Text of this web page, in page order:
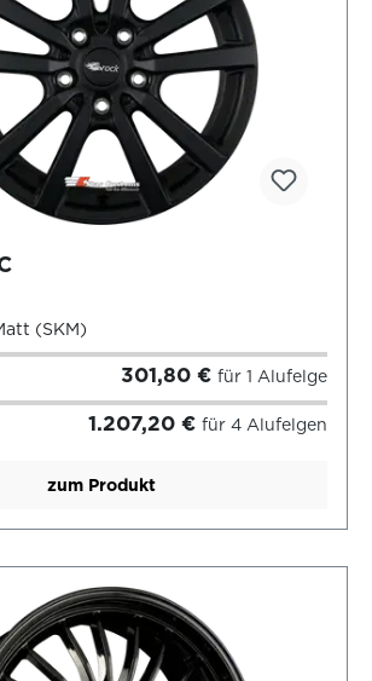
(SKM)
301,80 € für 1 Alufelge
1.207,20 € für 4 Alufelgen
zum Produkt